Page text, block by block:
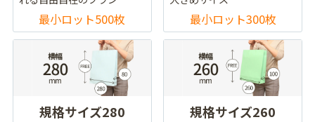
最小ロット500枚 最小ロット300枚
規格サイズ280 規格サイズ260